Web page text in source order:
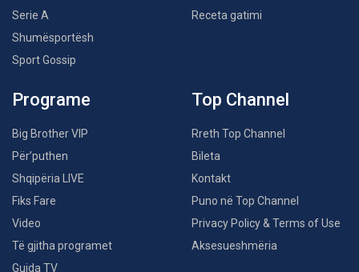
Serie A
Shumësportësh
Sport Gossip
Receta gatimi
Programe
Big Brother VIP
Për’puthen
Shqipëria LIVE
Fiks Fare
Video
Të gjitha programet
Guida TV
Top Channel
Rreth Top Channel
Bileta
Kontakt
Puno në Top Channel
Privacy Policy & Terms of Use
Aksesueshmëria